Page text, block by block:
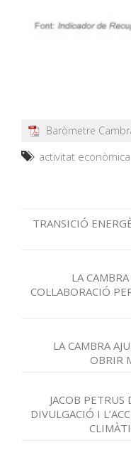
Baròmetre
activitat econòmica
TRANSICIÓ
LA
COL·LABORACIÓ
LA CAMBRA
OBRIR
JACOB
DIVULGACIÓ I